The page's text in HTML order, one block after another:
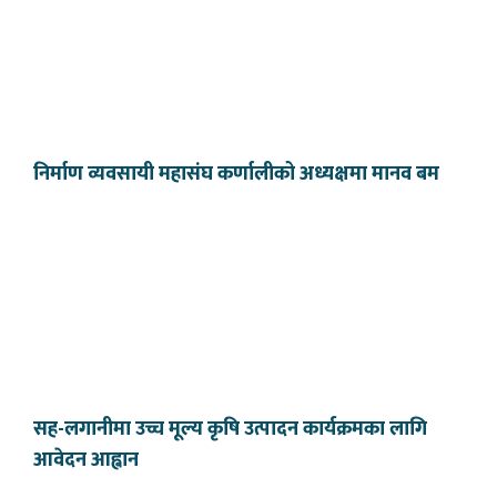
निर्माण व्यवसायी महासंघ कर्णालीको अध्यक्षमा मानव बम
सह-लगानीमा उच्च मूल्य कृषि उत्पादन कार्यक्रमका लागि
आवेदन आह्वान